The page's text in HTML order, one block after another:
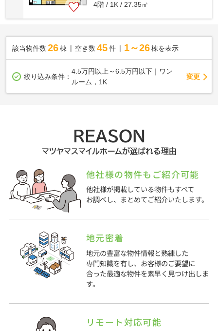
4階 / 1K / 27.35㎡
該当物件数 26棟 空き数 45 件 1～26 棟を表示
絞り込み条件：
4.5万円以上～6.5万円以下｜ワン
ルーム，1K
変更
REASON
マツヤマスマイルホームが選ばれる理由
他社様の物件もご紹介可能
他社様が掲載している物件もすべて
お調べし、まとめてご紹介いたします。
地元密着
地元の豊富な物件情報と熟練した
専門知識を有し、お客様のご要望に
合った最適な物件を素早く見つけ出しま
す。
リモート対応可能